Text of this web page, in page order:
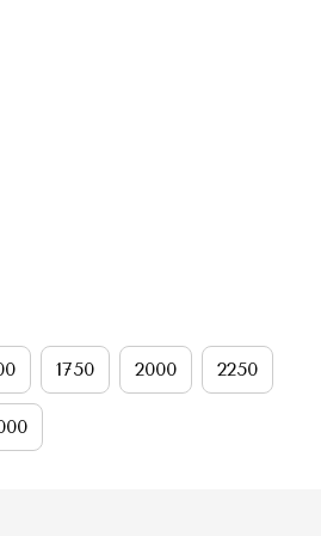
1750 2000 2250